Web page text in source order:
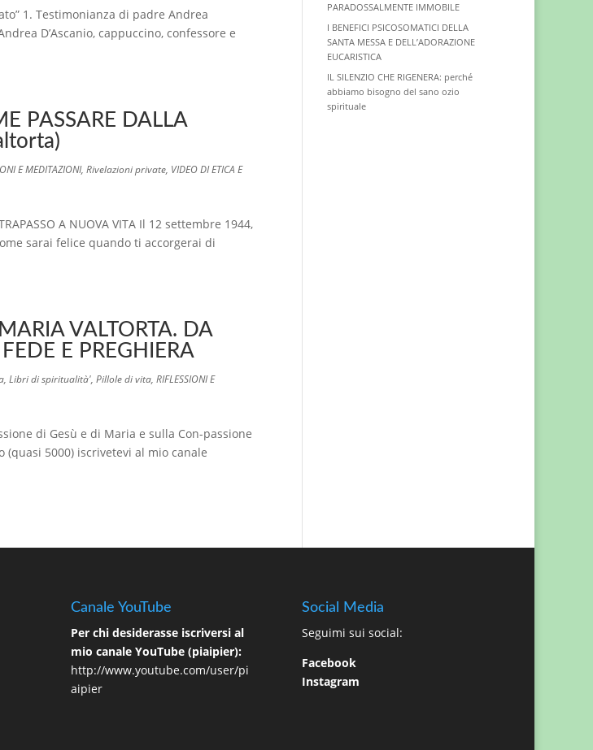
1. Testimonianza di padre Andrea
D’Ascanio, cappuccino, confessore e
PASSARE DALLA
E MEDITAZIONI, Rivelazioni private, VIDEO DI ETICA E
A NUOVA VITA Il 12 settembre 1944,
sarai felice quando ti accorgerai di
VALTORTA. DA
E PREGHIERA
, Libri di spiritualità', Pillole di vita, RIFLESSIONI E
di Gesù e di Maria e sulla Con-passione
5000) iscrivetevi al mio canale
PARADOSSALMENTE IMMOBILE
I BENEFICI PSICOSOMATICI DELLA
SANTA MESSA E DELL’ADORAZIONE
EUCARISTICA
IL SILENZIO CHE RIGENERA: perché
abbiamo bisogno del sano ozio
spirituale
Canale YouTube
Per chi desiderasse iscriversi al
mio canale YouTube (piaipier):
http://www.youtube.com/user/pi
aipier
Social Media
Seguimi sui social:
Facebook
Instagram